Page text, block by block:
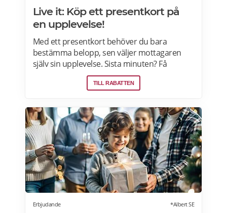
Live it: Köp ett presentkort på
en upplevelse!
Med ett presentkort behöver du bara
bestämma belopp, sen väljer mottagaren
själv sin upplevelse. Sista minuten? Få
presentkortet med digital leverans direkt –
perfekt även i sista stund. Live it grundades
upplevelsepresenter i Sverige. Läs mer om
Live it presentkort här>>>
TILL RABATTEN
Erbjudande *Albert SE